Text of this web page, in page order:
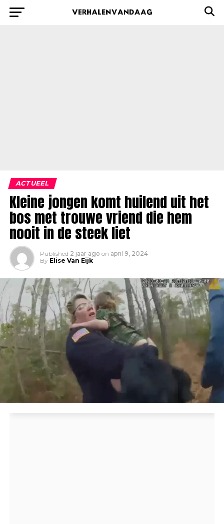
ACTUEEL
Kleine jongen komt huilend uit het
bos met trouwe vriend die hem
nooit in de steek liet
Published 2 jaar ago on april 9, 2024
By Elise Van Eijk